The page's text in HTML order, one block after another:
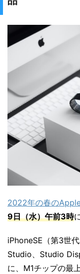
2022年の春の
9日（水）午前3時
iPhoneSE（第3世
Studio、Studio
に、M1チップの最